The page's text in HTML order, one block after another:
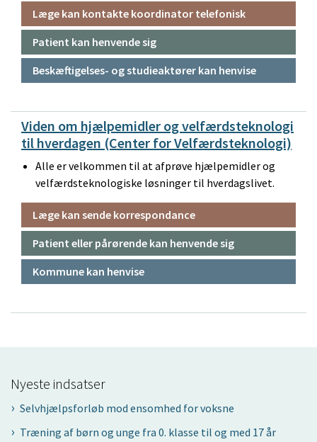
Læge kan kontakte koordinator telefonisk
Patient kan henvende sig
Beskæftigelses- og studieaktører kan henvise
Viden om hjælpemidler og velfærdsteknologi
til hverdagen (Center for Velfærdsteknologi)
Alle er velkommen til at afprøve hjælpemidler og
velfærdsteknologiske løsninger til hverdagslivet.
Læge kan sende korrespondance
Patient eller pårørende kan henvende sig
Kommune kan henvise
Nyeste indsatser
Selvhjælpsforløb mod ensomhed for voksne
Træning af børn og unge fra 0. klasse til og med 17 år